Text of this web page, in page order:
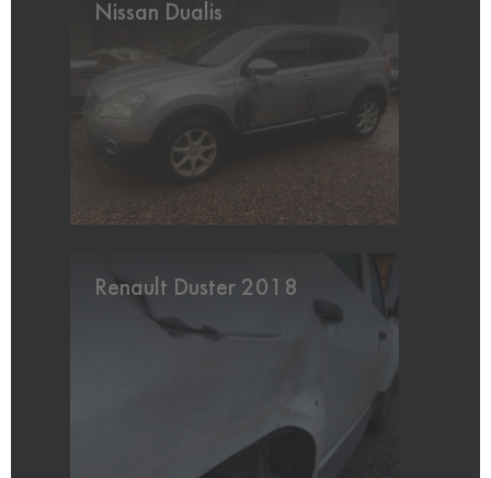
Nissan Dualis
Renault Duster 2018